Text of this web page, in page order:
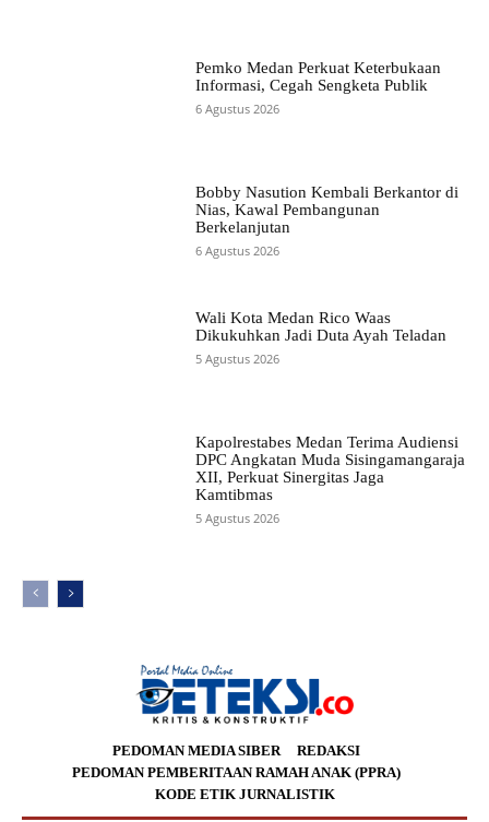
Pemko Medan Perkuat Keterbukaan
Informasi, Cegah Sengketa Publik
6 Agustus 2026
Bobby Nasution Kembali Berkantor di
Nias, Kawal Pembangunan
Berkelanjutan
6 Agustus 2026
Wali Kota Medan Rico Waas
Dikukuhkan Jadi Duta Ayah Teladan
5 Agustus 2026
Kapolrestabes Medan Terima Audiensi
DPC Angkatan Muda Sisingamangaraja
XII, Perkuat Sinergitas Jaga
Kamtibmas
5 Agustus 2026
PEDOMAN MEDIA SIBER
REDAKSI
PEDOMAN PEMBERITAAN RAMAH ANAK (PPRA)
KODE ETIK JURNALISTIK